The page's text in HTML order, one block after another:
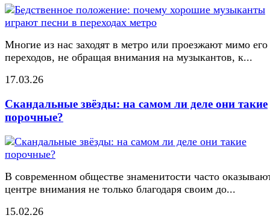
Многие из нас заходят в метро или проезжают мимо его
переходов, не обращая внимания на музыкантов, к...
17.03.26
Скандальные звёзды: на самом ли деле они такие
порочные?
В современном обществе знаменитости часто
центре внимания не только благодаря своим до...
15.02.26